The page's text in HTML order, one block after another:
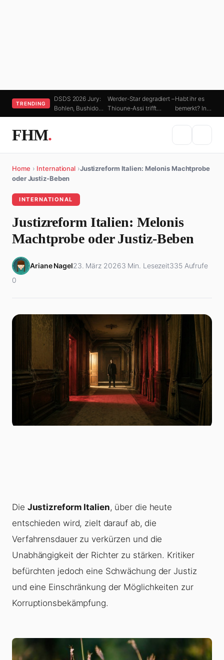
TRENDING
DSDS 2026 Jury:
Bohlen, Bushido…
Werder-Star degradiert –
Thioune-Assi trifft…
Habt ihr es
bemerkt? In…
FHM.
Home › International ›Justizreform Italien: Melonis Machtprobe
oder Justiz-Beben
INTERNATIONAL
Justizreform Italien: Melonis
Machtprobe oder Justiz-Beben
Ariane Nagel23. März 20263 Min. Lesezeit335 Aufrufe
0
Die Justizreform Italien, über die heute
entschieden wird, zielt darauf ab, die
Verfahrensdauer zu verkürzen und die
Unabhängigkeit der Richter zu stärken. Kritiker
befürchten jedoch eine Schwächung der Justiz
und eine Einschränkung der Möglichkeiten zur
Korruptionsbekämpfung.